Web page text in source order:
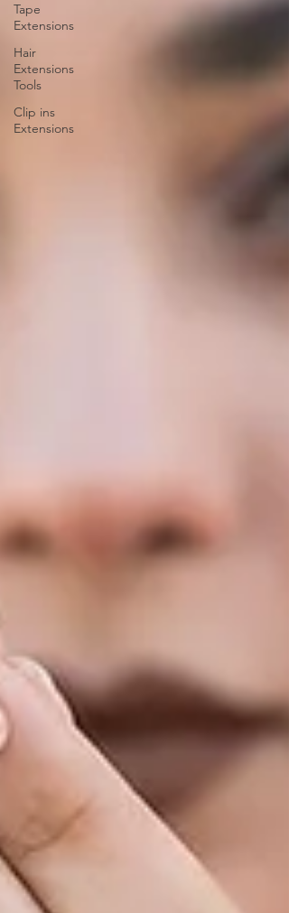
Tape
Extensions
Hair
Extensions
Tools
Clip ins
Extensions